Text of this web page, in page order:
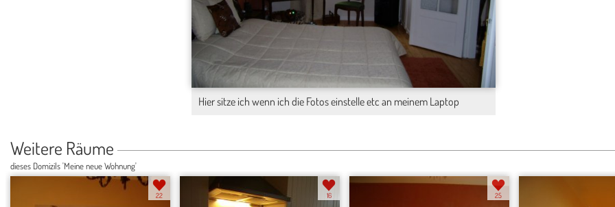
Hier sitze ich wenn ich die Fotos einstelle etc an meinem Laptop
Weitere Räume
dieses Domizils 'Meine neue Wohnung'
22 16 25